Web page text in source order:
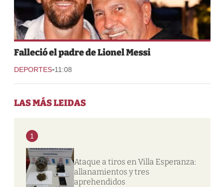
Falleció el padre de Lionel Messi
DEPORTES-11:08
LAS MÁS LEIDAS
1
Ataque a tiros en Villa Esperanza:
allanamientos y tres
aprehendidos